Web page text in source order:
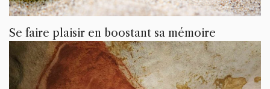
Se faire plaisir en boostant sa mémoire